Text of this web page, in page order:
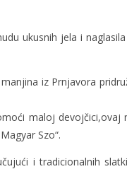
ukusnih jela i
iz Prnjavora
maloj devojčici,ovaj
Szo“.
i tradicionalnih